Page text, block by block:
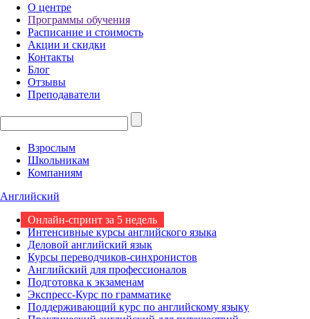
О центре
Программы обучения
Расписание и стоимость
Акции и скидки
Контакты
Блог
Отзывы
Преподаватели
Взрослым
Школьникам
Компаниям
Английский
Онлайн-спринт за 5 недель
Интенсивные курсы английского языка
Деловой английский язык
Курсы переводчиков-синхронистов
Английский для профессионалов
Подготовка к экзаменам
Экспресс-Курс по грамматике
Поддерживающий курс по английскому языку